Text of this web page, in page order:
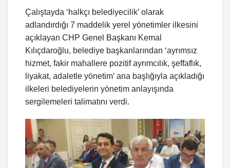
Çalıştayda ‘halkçı belediyecilik’ olarak
adlandırdığı 7 maddelik yerel yönetimler ilkesini
açıklayan CHP Genel Başkanı Kemal
Kılıçdaroğlu, belediye başkanlarından ‘ayrımsız
hizmet, fakir mahallere pozitif ayrımcılık, şeffaflık,
liyakat, adaletle yönetim’ ana başlığıyla açıkladığı
ilkeleri belediyelerin yönetim anlayışında
sergilemeleri talimatını verdi.